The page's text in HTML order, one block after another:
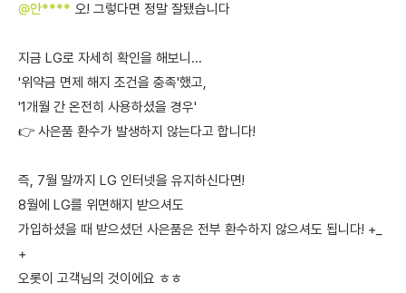
@안**** 오! 그렇다면 정말 잘됐습니다
지금 LG로 자세히 확인을 해보니...
'위약금 면제 해지 조건을 충족'했고,
'1개월 간 온전히 사용하셨을 경우'
👉 사은품 환수가 발생하지 않는다고 합니다!
즉, 7월 말까지 LG 인터넷을 유지하신다면!
8월에 LG를 위면해지 받으셔도
가입하셨을 때 받으셨던 사은품은 전부 환수하지 않으셔도 됩니다! +_
+
오롯이 고객님의 것이에요 ㅎㅎ